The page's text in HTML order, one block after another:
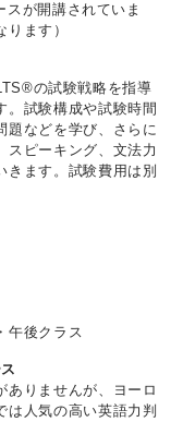
が開講されていま
ます）
の試験戦略を指導
。試験構成や試験時間
題などを学び、さらに
スピーキング、文法力
きます。試験費用は別
午後クラス
ありませんが、ヨーロ
は人気の高い英語力判